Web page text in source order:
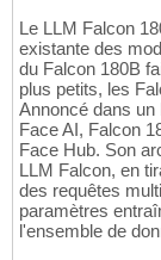
Le LLM Falcon
existante des
du Falcon 180B
plus petits, les
Annoncé dans un
Face AI, Falcon
Face Hub. Son
LLM Falcon, en
des requêtes
paramètres
l'ensemble de